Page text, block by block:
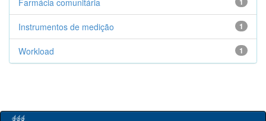
Farmácia comunitária
1
Instrumentos de medição
1
Workload